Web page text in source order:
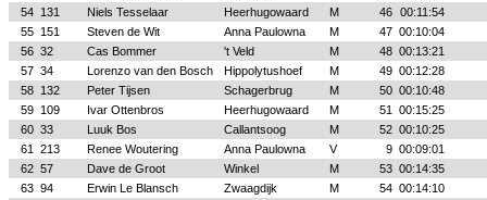
54 131 Niels Tesselaar Heerhugowaard M 46 00:11:54
55 151 Steven de Wit Anna Paulowna M 47 00:10:04
56 32 Cas Bommer 't Veld M 48 00:13:21
57 34 Lorenzo van den Bosch Hippolytushoef M 49 00:12:28
58 132 Peter Tijsen Schagerbrug M 50 00:10:48
59 109 Ivar Ottenbros Heerhugowaard M 51
00:15:25
60 33 Luuk Bos Callantsoog M 52 00:10:25
61
213 Renee Woutering Anna Paulowna V 9 00:09:01
62 57 Dave de Groot Winkel M 53 00:14:35
63 94 Erwin Le Blansch Zwaagdijk M 54 00:14:10